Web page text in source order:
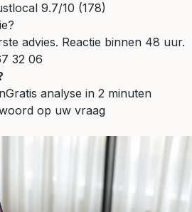
9.7/10 (178)
advies. Reactie binnen 48 uur.
32 06
Gratis analyse in 2 minuten
op uw vraag